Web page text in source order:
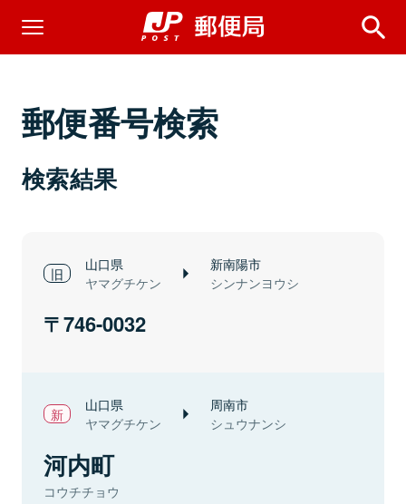
郵便番号検索
検索結果
山口県
ヤマグチケン
新南陽市
シンナンヨウシ
746-0032
山口県
ヤマグチケン
周南市
シュウナンシ
河内町
コウチチョウ